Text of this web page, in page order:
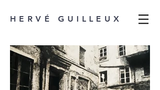
HERVÉ GUILLEUX